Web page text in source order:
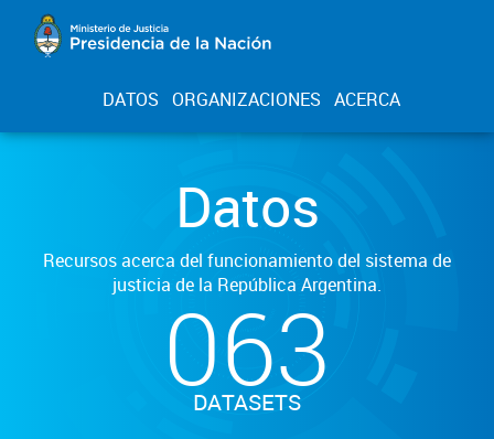
DATOS ORGANIZACIONES ACERCA
Datos
Recursos acerca del funcionamiento del sistema de
justicia de la República Argentina.
063
DATASETS